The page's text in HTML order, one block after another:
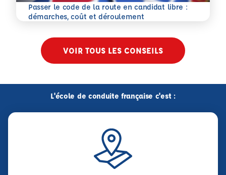
Passer le code de la route en candidat libre :
démarches, coût et déroulement
En savoir plus
VOIR TOUS LES CONSEILS
L'école de conduite française c'est :